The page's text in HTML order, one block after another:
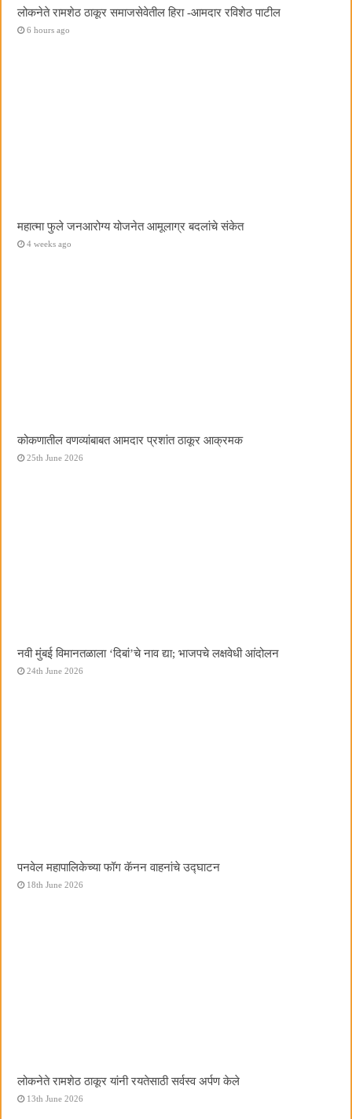
लोकनेते रामशेठ ठाकूर समाजसेवेतील हिरा -आमदार रविशेठ पाटील
6 hours ago
महात्मा फुले जनआरोग्य योजनेत आमूलाग्र बदलांचे संकेत
4 weeks ago
कोकणातील वणव्यांबाबत आमदार प्रशांत ठाकूर आक्रमक
25th June 2026
नवी मुंबई विमानतळाला ‌‘दिबां‌’चे नाव द्या; भाजपचे लक्षवेधी आंदोलन
24th June 2026
पनवेल महापालिकेच्या फॉग कॅनन वाहनांचे उद्घाटन
18th June 2026
लोकनेते रामशेठ ठाकूर यांनी रयतेसाठी सर्वस्व अर्पण केले
13th June 2026